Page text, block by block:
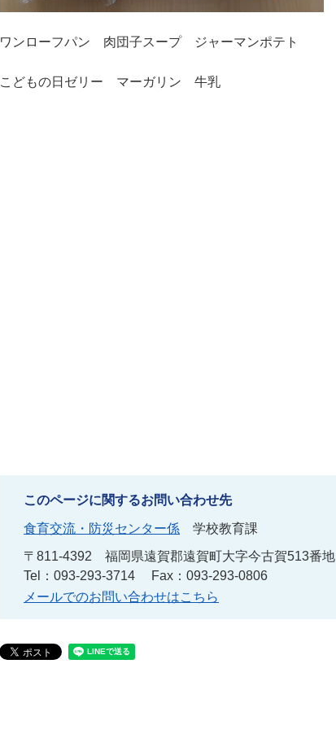
ワンローフパン 肉団子スープ ジャーマンポテト
こどもの日ゼリー マーガリン 牛乳
このページに関するお問い合わせ先
食育交流・防災センター係
学校教育課
〒811-4392
福岡県遠賀郡遠賀町大字今古賀513番地
Tel：093-293-3714
Fax：093-293-0806
メールでのお問い合わせはこちら